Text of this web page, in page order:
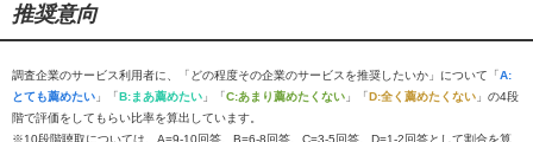
推奨意向
調査企業のサービス利用者に、「どの程度その企業のサービスを推奨したいか」について「A:
とても薦めたい 」「B:まあ薦めたい 」「C:あまり薦めたくない 」「D:全く薦めたくない 」の4段
階で評価をしてもらい比率を算出しています。
※10段階聴取については、A=9-10回答、B=6-8回答、C=3-5回答、D=1-2回答として割合を算